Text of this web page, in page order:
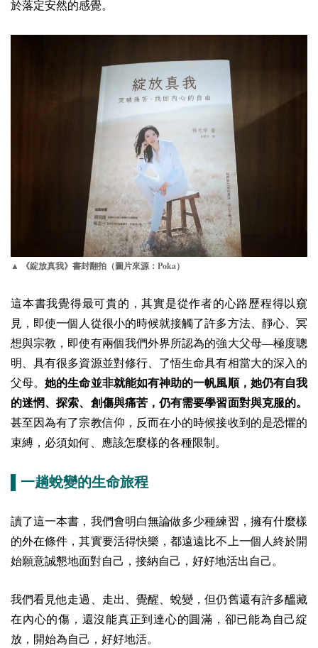
於落定安然的感覺。
▲ 《綻放真我》書封翻拍（圖片來源： Poka）
這本書我覺得最可貴的，其實是從作者的心路歷程得以窺
見，即使一個人從很小的時候就接觸了許多方法、靜心、冥
想與宗教，即使有兩個我們外界所認為的強大父母—極度聰
明、具有很多資源並對修行、了悟生命具有相當大的深入的
父母。她的生命並非就能如有神助的一帆風順，她仍有自我
的迷惘、探索、創傷與痛苦，仍有需要學習面對與克服的。
甚至因為有了宗教信仰，反而在小的時候接收到的是恐懼的
束縛，必須如何、應該怎麼樣的各種限制。
▌一趟蛻變的生命旅程
讀了這一本書，我們會明白無論做多少種練習，擁有什麼樣
的外在條件，其實要活得快樂，都遠遠比不上一個人終於開
始願意誠懇地面對自己，接納自己，好好地活出自己。
我們看見他走過、走出、覺醒、蛻變，但仍舊還有許多醞藏
在內心的傷，還沒能真正到達心的圓滿，卻已能為自己綻
放，開始為自己，好好地活。